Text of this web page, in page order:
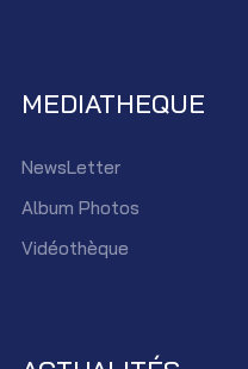
MEDIATHEQUE
NewsLetter
Album Photos
Vidéothèque